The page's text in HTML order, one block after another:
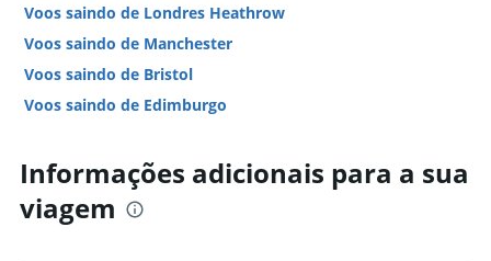
Voos saindo de Londres Heathrow
Voos saindo de Manchester
Voos saindo de Bristol
Voos saindo de Edimburgo
Informações adicionais para a sua
viagem